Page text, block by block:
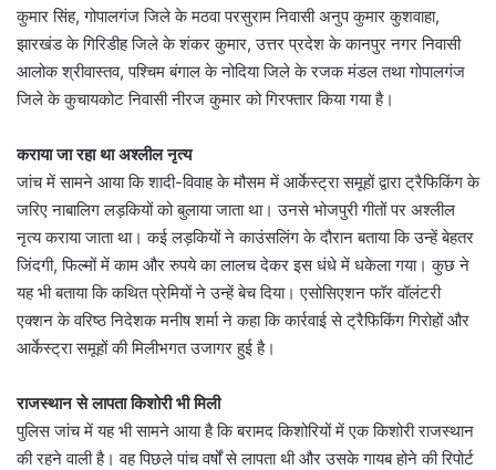
कुमार सिंह, गोपालगंज जिले के मठवा परसुराम निवासी अनुप कुमार कुशवाहा,
झारखंड के गिरिडीह जिले के शंकर कुमार, उत्तर प्रदेश के कानपुर नगर निवासी
आलोक श्रीवास्तव, पश्चिम बंगाल के नोदिया जिले के रजक मंडल तथा गोपालगंज
जिले के कुचायकोट निवासी नीरज कुमार को गिरफ्तार किया गया है।
कराया जा रहा था अश्लील नृत्य
जांच में सामने आया कि शादी-विवाह के मौसम में आर्केस्ट्रा समूहों द्वारा ट्रैफिकिंग के
जरिए नाबालिग लड़कियों को बुलाया जाता था। उनसे भोजपुरी गीतों पर अश्लील
नृत्य कराया जाता था। कई लड़कियों ने काउंसलिंग के दौरान बताया कि उन्हें बेहतर
जिंदगी, फिल्मों में काम और रुपये का लालच देकर इस धंधे में धकेला गया। कुछ ने
यह भी बताया कि कथित प्रेमियों ने उन्हें बेच दिया। एसोसिएशन फॉर वॉलंटरी
एक्शन के वरिष्ठ निदेशक मनीष शर्मा ने कहा कि कार्रवाई से ट्रैफिकिंग गिरोहों और
आर्केस्ट्रा समूहों की मिलीभगत उजागर हुई है।
राजस्थान से लापता किशोरी भी मिली
पुलिस जांच में यह भी सामने आया है कि बरामद किशोरियों में एक किशोरी राजस्थान
की रहने वाली है। वह पिछले पांच वर्षों से लापता थी और उसके गायब होने की रिपोर्ट